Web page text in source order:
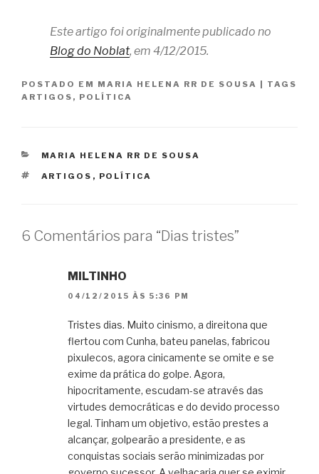
Este artigo foi originalmente publicado no
Blog do Noblat, em 4/12/2015.
POSTADO EM MARIA HELENA RR DE SOUSA
TAGS
ARTIGOS , POLÍTICA
CATEGORIAS
MARIA HELENA RR DE SOUSA
TAGS
ARTIGOS , POLÍTICA
6 Comentários para “Dias tristes”
MILTINHO
04/12/2015 ÀS 5:36 PM
Tristes dias. Muito cinismo, a direitona que
flertou com Cunha, bateu panelas, fabricou
pixulecos, agora cinicamente se omite e se
exime da prática do golpe. Agora,
hipocritamente, escudam-se através das
virtudes democráticas e do devido processo
legal. Tinham um objetivo, estão prestes a
alcançar, golpearão a presidente, e as
conquistas sociais serão minimizadas por